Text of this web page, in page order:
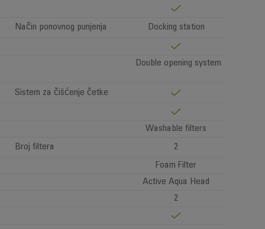
Način ponovnog punjenja Docking station
Double opening system
Sistem za čišćenje četke
Washable filters
Broj filtera
2
Foam Filter
Active Aqua Head
2